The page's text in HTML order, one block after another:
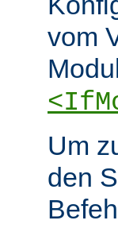
vom
Um
den